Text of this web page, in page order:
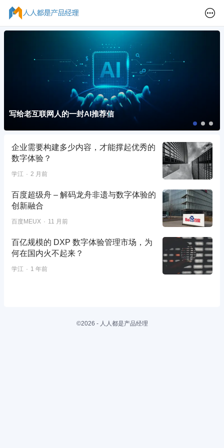
写给老互联网人的一封AI推荐信
企业需要构建多少内容，才能撑起优秀的
数字体验？
学江 2 月前
百度超级舟 – 解码龙舟非遗与数字体验的
创新融合
百度MEUX 11 月前
百亿规模的 DXP 数字体验管理市场，为
何在国内火不起来？
学江 1 年前
©2026 - 人人都是产品经理